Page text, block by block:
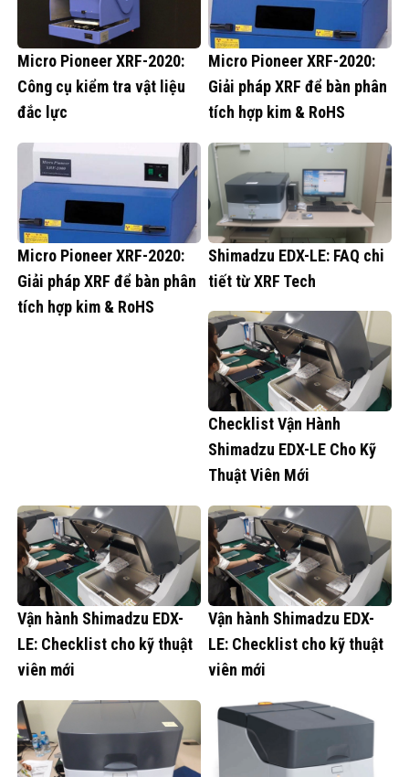
Micro Pioneer XRF-2020:
Công cụ kiểm tra vật liệu
đắc lực
Micro Pioneer XRF-2020:
Giải pháp XRF để bàn phân
tích hợp kim & RoHS
Micro Pioneer XRF-2020:
Giải pháp XRF để bàn phân
tích hợp kim & RoHS
Shimadzu EDX-LE: FAQ chi
tiết từ XRF Tech
Checklist Vận Hành
Shimadzu EDX-LE Cho Kỹ
Thuật Viên Mới
Vận hành Shimadzu EDX-
LE: Checklist cho kỹ thuật
viên mới
Vận hành Shimadzu EDX-
LE: Checklist cho kỹ thuật
viên mới